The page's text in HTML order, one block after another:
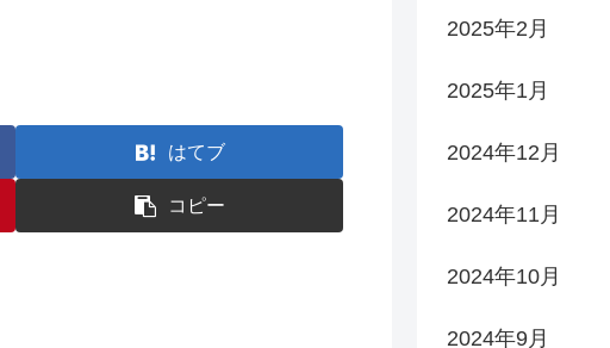
はてブ
コピー
2025年2月
2025年1月
2024年12月
2024年11月
2024年10月
2024年9月